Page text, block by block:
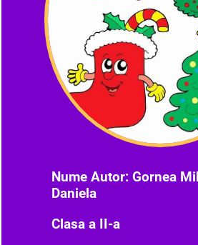
Nume Autor: Gornea
Daniela
Clasa a II-a